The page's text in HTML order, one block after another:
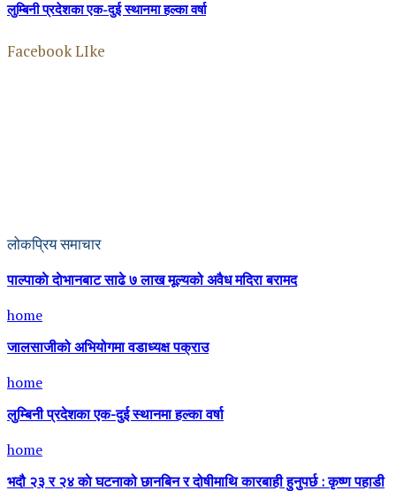
लुम्बिनी प्रदेशका एक-दुई स्थानमा हल्का वर्षा
Facebook LIke
लोकप्रिय समाचार
पाल्पाकाे दाेभानबाट साढे ७ लाख मूल्यको अवैध मदिरा बरामद
home
जालसाजीको अभियोगमा वडाध्यक्ष पक्राउ
home
लुम्बिनी प्रदेशका एक-दुई स्थानमा हल्का वर्षा
home
भदौ २३ र २४ काे घटनाको छानबिन र दोषीमाथि कारबाही हुनुपर्छ : कृष्ण पहाडी